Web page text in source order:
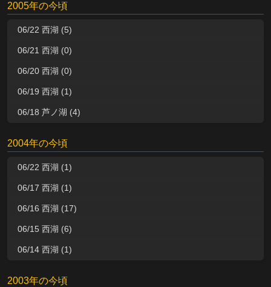
2005年の今頃
06/22 西湖 (5)
06/21 西湖 (0)
06/20 西湖 (0)
06/19 西湖 (1)
06/18 芦ノ湖 (4)
2004年の今頃
06/22 西湖 (1)
06/17 西湖 (1)
06/16 西湖 (17)
06/15 西湖 (6)
06/14 西湖 (1)
2003年の今頃